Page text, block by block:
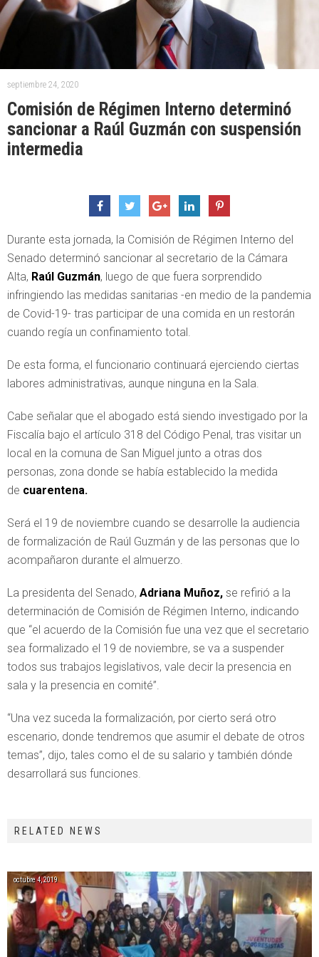
septiembre 24, 2020
Comisión de Régimen Interno determinó
sancionar a Raúl Guzmán con suspensión
intermedia
Durante esta jornada, la Comisión de Régimen Interno del
Senado determinó sancionar al secretario de la Cámara
Alta, Raúl Guzmán, luego de que fuera sorprendido
infringiendo las medidas sanitarias -en medio de la pandemia
de Covid-19- tras participar de una comida en un restorán
cuando regía un confinamiento total.
De esta forma, el funcionario continuará ejerciendo ciertas
labores administrativas, aunque ninguna en la Sala.
Cabe señalar que el abogado está siendo investigado por la
Fiscalía bajo el artículo 318 del Código Penal, tras visitar un
local en la comuna de San Miguel junto a otras dos
personas, zona donde se había establecido la medida
de cuarentena.
Será el 19 de noviembre cuando se desarrolle la audiencia
de formalización de Raúl Guzmán y de las personas que lo
acompañaron durante el almuerzo.
La presidenta del Senado, Adriana Muñoz, se refirió a la
determinación de Comisión de Régimen Interno, indicando
que “el acuerdo de la Comisión fue una vez que el secretario
sea formalizado el 19 de noviembre, se va a suspender
todos sus trabajos legislativos, vale decir la presencia en
sala y la presencia en comité”.
“Una vez suceda la formalización, por cierto será otro
escenario, donde tendremos que asumir el debate de otros
temas”, dijo, tales como el de su salario y también dónde
desarrollará sus funciones.
RELATED NEWS
octubre 4, 2019